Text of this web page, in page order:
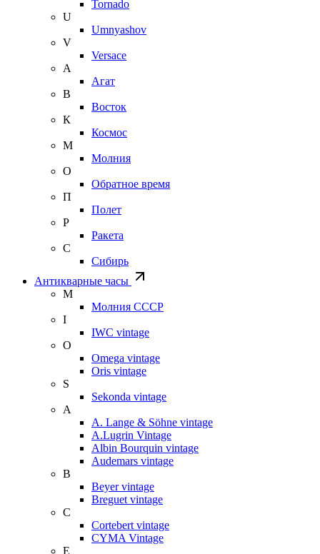
Tornado
U
Umnyashov
V
Versace
А
Агат
В
Восток
К
Космос
М
Молния
О
Обратное время
П
Полет
Р
Ракета
С
Сибирь
Антикварные часы
М
Молния СССР
I
IWC vintage
O
Omega vintage
Oris vintage
S
Sekonda vintage
A
A. Lange & Söhne vintage
A.Lugrin Vintage
Albin Bourquin vintage
Audemars vintage
B
Beyer vintage
Breguet vintage
C
Cortebert vintage
CYMA Vintage
E